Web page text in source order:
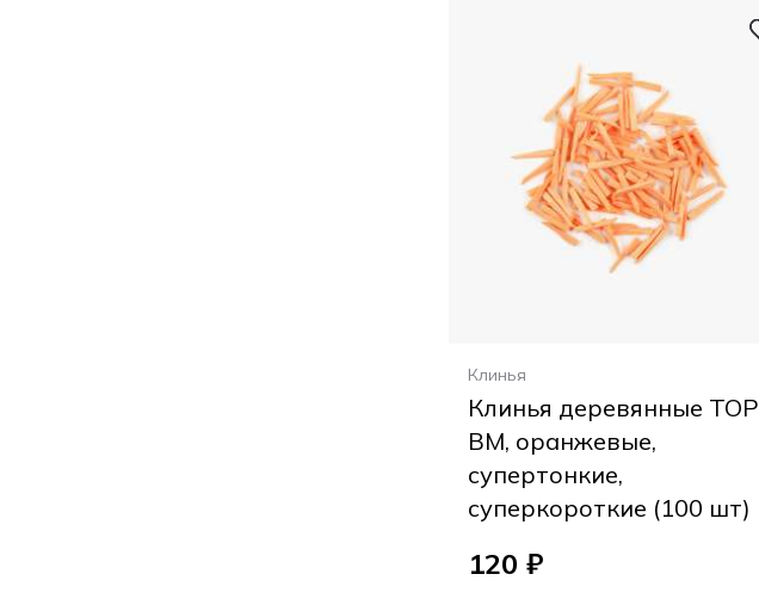
Клинья
Клинья деревянные ТОР
ВМ, оранжевые,
супертонкие,
суперкороткие (100 шт)
120 ₽